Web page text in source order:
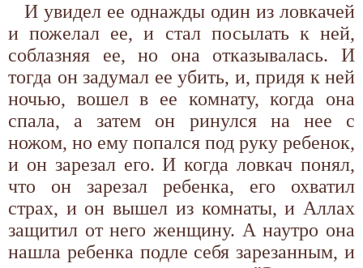
И увидел ее однажды один из ловкачей
и пожелал ее, и стал посылать к ней,
соблазняя ее, но она отказывалась. И
тогда он задумал ее убить, и, придя к ней
ночью, вошел в ее комнату, когда она
спала, а затем он ринулся на нее с
ножом, но ему попался под руку ребенок,
и он зарезал его. И когда ловкач понял,
что он зарезал ребенка, его охватил
страх, и он вышел из комнаты, и Аллах
защитил от него женщину. А наутро она
нашла ребенка подле себя зарезанным, и